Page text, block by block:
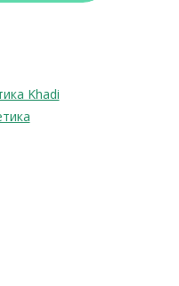
Khadi